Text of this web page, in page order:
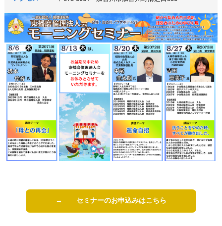
→ セミナーのお申込みはこちら